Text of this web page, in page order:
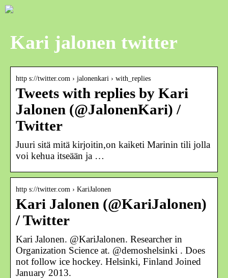
Kari jalonen twitter
http s://twitter.com › jalonenkari › with_replies
Tweets with replies by Kari
Jalonen (@JalonenKari) /
Twitter
Juuri sitä mitä kirjoitin,on kaiketi Marinin tili jolla
voi kehua itseään ja …
http s://twitter.com › KariJalonen
Kari Jalonen (@KariJalonen)
/ Twitter
Kari Jalonen. @KariJalonen. Researcher in
Organization Science at. @demoshelsinki . Does
not follow ice hockey. Helsinki, Finland Joined
January 2013.